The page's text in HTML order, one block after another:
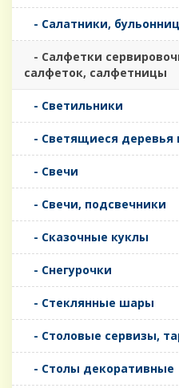
- Салатники,
- Салфетки
салфеток, салфетницы
- Светильники
- Светящиеся деревья
- Свечи
- Свечи, подсвечники
- Сказочные куклы
- Снегурочки
- Стеклянные шары
- Столовые сервизы,
- Столы декоративные